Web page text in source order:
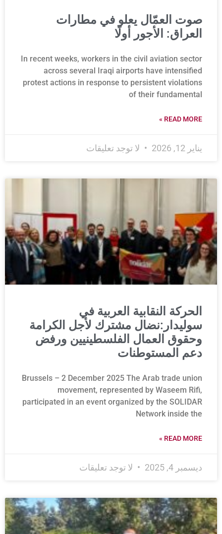
صوت العمّال يعلو في مطارات
العراق: الأجور أولًا
In recent weeks, workers in the civil aviation sector
across several Iraqi airports have intensified
protest actions in response to persistent violations
of their fundamental
READ MORE »
يناير 12, 2026 لا توجد تعليقات
الحركة النقابية العربية في
سوليدار:نضال مشترك لأجل الكرامة
وحقوق العمال الفلسطينيين ورفض
دعم المستوطنات
Brussels – 2 December 2025 The Arab trade union
movement, represented by Waseem Rifi,
participated in an event organized by the SOLIDAR
Network inside the
READ MORE »
ديسمبر 4, 2025 لا توجد تعليقات